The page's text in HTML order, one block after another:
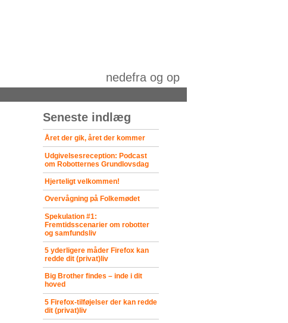
nedefra og op
Seneste indlæg
Året der gik, året der kommer
Udgivelsesreception: Podcast
om Robotternes Grundlovsdag
Hjerteligt velkommen!
Overvågning på Folkemødet
Spekulation #1:
Fremtidsscenarier om robotter
og samfundsliv
5 yderligere måder Firefox kan
redde dit (privat)liv
Big Brother findes – inde i dit
hoved
5 Firefox-tilføjelser der kan redde
dit (privat)liv